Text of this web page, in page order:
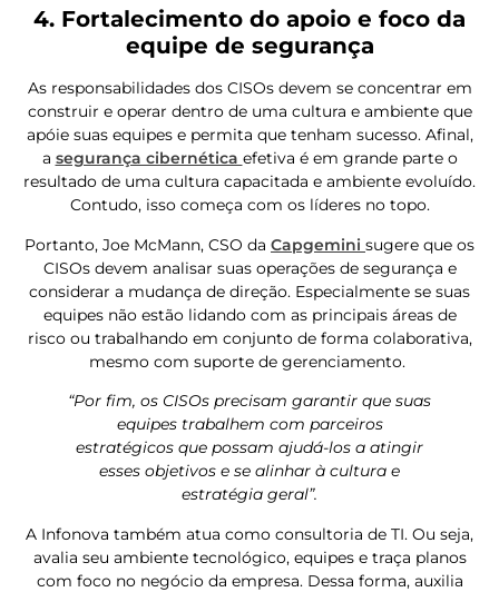
4. Fortalecimento do apoio e foco da
equipe de segurança
As responsabilidades dos CISOs devem se concentrar em
construir e operar dentro de uma cultura e ambiente que
apóie suas equipes e permita que tenham sucesso. Afinal,
a segurança cibernética efetiva é em grande parte o
resultado de uma cultura capacitada e ambiente evoluído.
Contudo, isso começa com os líderes no topo.
Portanto, Joe McMann, CSO da Capgemini sugere que os
CISOs devem analisar suas operações de segurança e
considerar a mudança de direção. Especialmente se suas
equipes não estão lidando com as principais áreas de
risco ou trabalhando em conjunto de forma colaborativa,
mesmo com suporte de gerenciamento.
“Por fim, os CISOs precisam garantir que suas
equipes trabalhem com parceiros
estratégicos que possam ajudá-los a atingir
esses objetivos e se alinhar à cultura e
estratégia geral”.
A Infonova também atua como consultoria de TI. Ou seja,
avalia seu ambiente tecnológico, equipes e traça planos
com foco no negócio da empresa. Dessa forma, auxilia